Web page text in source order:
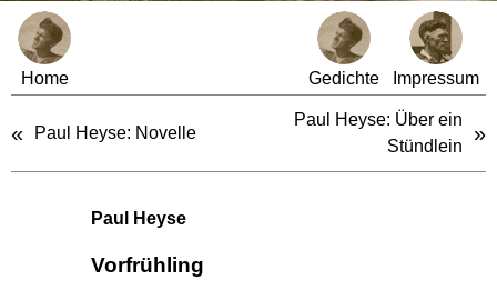
Home Gedichte Impressum
« Paul Heyse: Novelle
Paul Heyse: Über ein
Stündlein
»
Paul Heyse
Vorfrühling